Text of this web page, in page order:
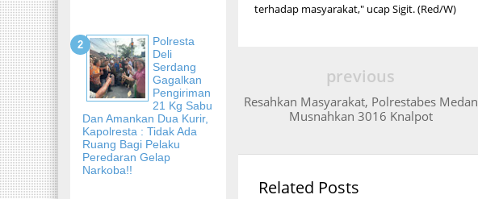
Polresta
Deli
Serdang
Gagalkan
Pengiriman
21 Kg Sabu
Dan Amankan Dua Kurir,
Kapolresta : Tidak Ada
Ruang Bagi Pelaku
Peredaran Gelap
Narkoba!!
terhadap masyarakat," ucap Sigit. (Red/W)
previous
Resahkan Masyarakat, Polrestabes Medan
Musnahkan 3016 Knalpot
Related Posts